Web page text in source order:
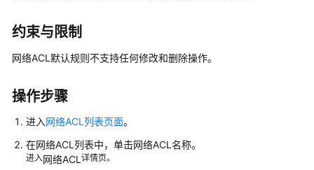
门
用
指
通
过
约束与限制
网络ACL 默认规则不支持任何修改和删除操作。
操作步骤
进入网络ACL列表页面。
在网络ACL 列表中，单击网络ACL 名称。
进入网络ACL 详情页。